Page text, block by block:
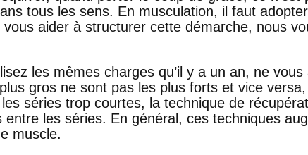
tous les sens. En musculation, il faut
vous aider à structurer cette démarche, nous
les mêmes charges qu’il y a un an, ne
gros ne sont pas les plus forts et vice
séries trop courtes, la technique de
les séries. En général, ces techniques
muscle.